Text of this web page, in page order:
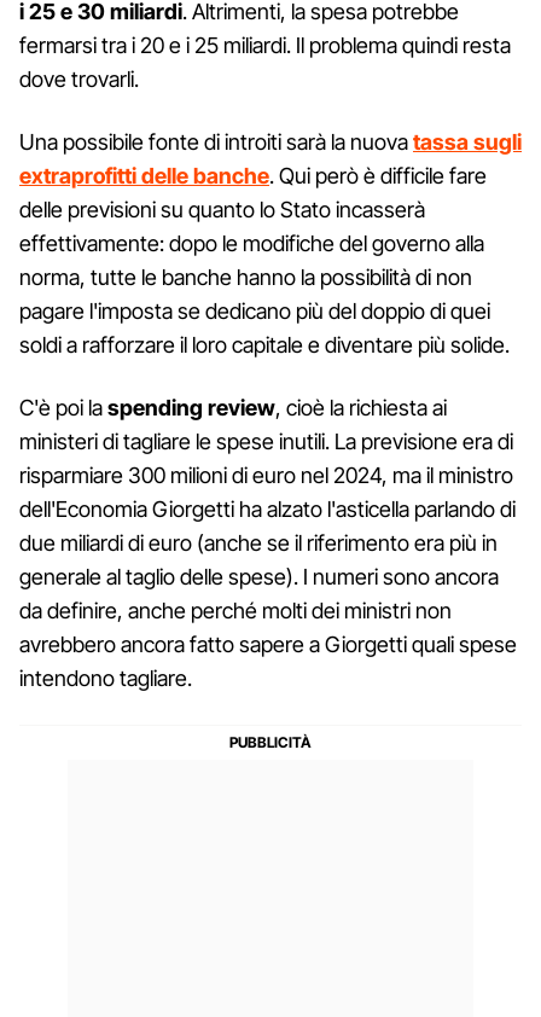
i 25 e 30 miliardi. Altrimenti, la spesa potrebbe
fermarsi tra i 20 e i 25 miliardi. Il problema quindi resta
dove trovarli.
Una possibile fonte di introiti sarà la nuovatassa sugli
extraprofitti delle banche. Qui però è difficile fare
delle previsioni su quanto lo Stato incasserà
effettivamente: dopo le modifiche del governo alla
norma, tutte le banche hanno la possibilità di non
pagare l'imposta se dedicano più del doppio di quei
soldi a rafforzare il loro capitale e diventare più solide.
C'è poi laspending review, cioè la richiesta ai
ministeri di tagliare le spese inutili. La previsione era di
risparmiare 300 milioni di euro nel 2024, ma il ministro
dell'Economia Giorgetti ha alzato l'asticella parlando di
due miliardi di euro (anche se il riferimento era più in
generale al taglio delle spese). I numeri sono ancora
da definire, anche perché molti dei ministri non
avrebbero ancora fatto sapere a Giorgetti quali spese
intendono tagliare.